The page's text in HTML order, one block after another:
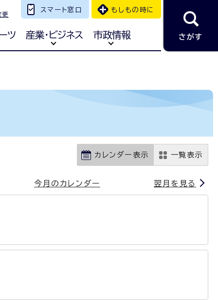
更
スマート窓口 もしもの時に
ツ 産業・ビジネス 市政情報 さがす
カレンダー表示 一覧表示
今月のカレンダー 翌月を見る